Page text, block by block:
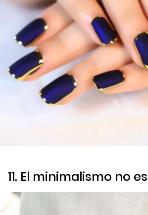
11. El minimalismo no